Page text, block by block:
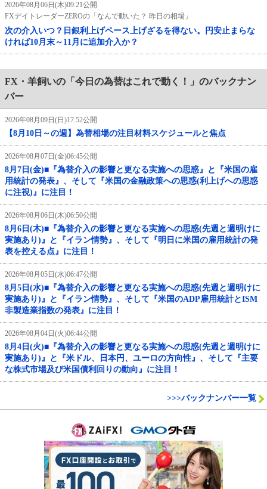
2026年08月06日(木)09:21公開
FXデイトレーダーZEROの「なんで動いた？ 昨日の相場」
次の介入いつ？日銀利上げペース上げざるを得ない。円安止まらな
ければ10月末～11月に追加介入か？
FX・羊飼いの「今日の為替はこれで動く！」のバックナン
バー
2026年08月09日(日)17:52公開
【8月10日～の週】為替相場の注目材料スケジュールと焦点
2026年08月07日(金)06:45公開
8月7日(金)■『為替介入の影響と更なる実施への思惑』と『米国の雇
用統計の発表』、そして『米国の金融政策への思惑(利上げへの思惑
に注視)』に注目！
2026年08月06日(木)06:50公開
8月6日(木)■『為替介入の影響と更なる実施への思惑(先週と週明けに
実施あり)』と『イラン情勢』、そして『明日に米国の雇用統計の発
表を控える点』に注目！
2026年08月05日(水)06:47公開
8月5日(水)■『為替介入の影響と更なる実施への思惑(先週と週明けに
実施あり)』と『イラン情勢』、そして『米国のADP雇用統計とISM
非製造業指数の発表』に注目！
2026年08月04日(火)06:44公開
8月4日(火)■『為替介入の影響と更なる実施への思惑(先週と週明けに
実施あり)』と『米ドル、日本円、ユーロの方向性』、そして『主要
な株式市場及び米国債利回りの動向』に注目！
>>>バックナンバー一覧